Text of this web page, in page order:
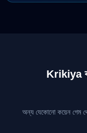
Krikiya
অন্য যেকোনো কয়েন গেম